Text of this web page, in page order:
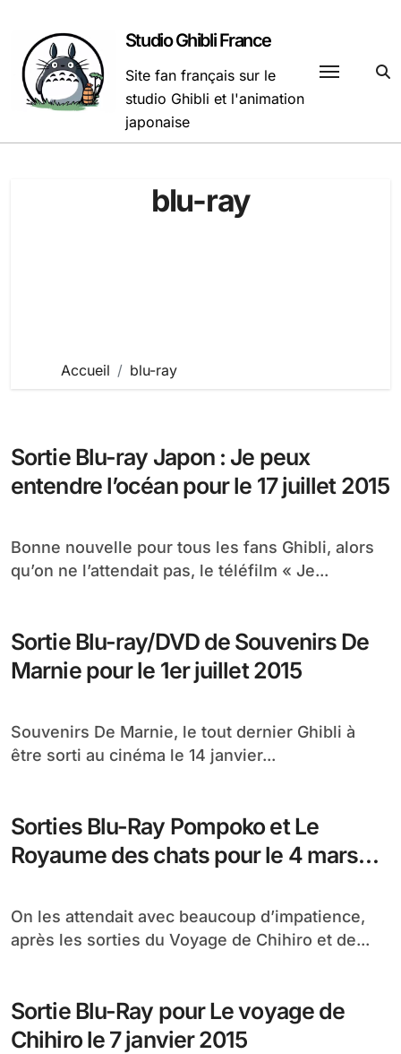
contenu
Studio Ghibli France
Site fan français sur le
studio Ghibli et l'animation
japonaise
blu-ray
Accueil blu-ray
Sortie Blu-ray Japon : Je peux
entendre l’océan pour le 17 juillet 2015
Bonne nouvelle pour tous les fans Ghibli, alors
qu’on ne l’attendait pas, le téléfilm « Je...
Sortie Blu-ray/DVD de Souvenirs De
Marnie pour le 1er juillet 2015
Souvenirs De Marnie, le tout dernier Ghibli à
être sorti au cinéma le 14 janvier...
Sorties Blu-Ray Pompoko et Le
Royaume des chats pour le 4 mars
On les attendait avec beaucoup d’impatience,
après les sorties du Voyage de Chihiro et de...
Sortie Blu-Ray pour Le voyage de
Chihiro le 7 janvier 2015